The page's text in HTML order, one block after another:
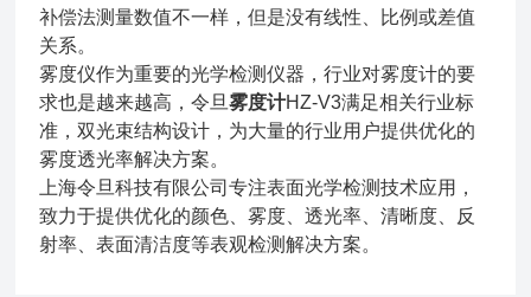
补偿法测量数值不一样，但是没有线性、比例或差值
关系。
雾度仪作为重要的光学检测仪器，行业对雾度计的要
求也是越来越高，令旦雾度计HZ-V3满足相关行业标
准，双光束结构设计，为大量的行业用户提供优化的
雾度透光率解决方案。
上海令旦科技有限公司专注表面光学检测技术应用，
致力于提供优化的颜色、雾度、透光率、清晰度、反
射率、表面清洁度等表观检测解决方案。